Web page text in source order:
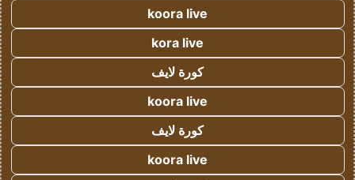
koora live
kora live
كورة لايف
koora live
كورة لايف
koora live